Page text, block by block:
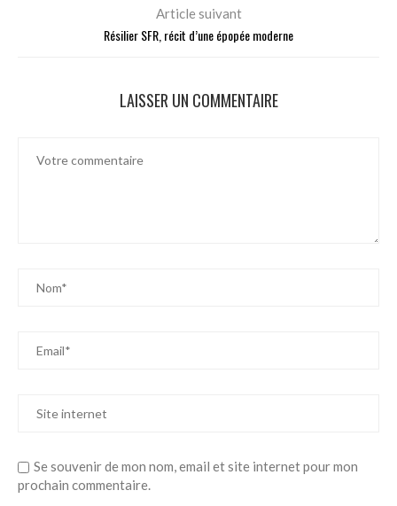
Article suivant
Résilier SFR, récit d’une épopée moderne
LAISSER UN COMMENTAIRE
Se souvenir de mon nom, email et site internet pour mon
prochain commentaire.